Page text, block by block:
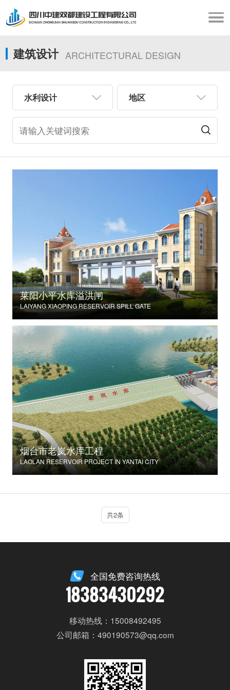
建筑设计 ARCHITECTURAL DESIGN
水利设计 地区
莱阳小平水库溢洪闸
LAIYANG XIAOPING RESERVOIR SPILL GATE
烟台市老岚水库工程
LAOLAN RESERVOIR PROJECT IN YANTAI CITY
共2条
全国免费咨询热线
18383430292
移动热线：15008492495
公司邮箱：490190573@qq.com